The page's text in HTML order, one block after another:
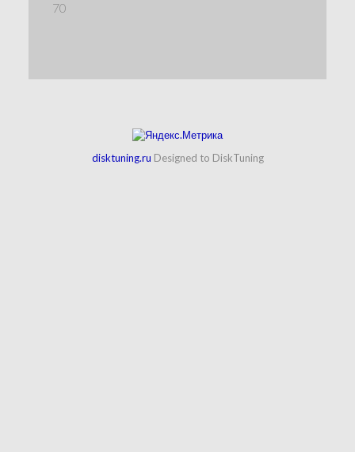
70
disktuning.ru Designed to DiskTuning